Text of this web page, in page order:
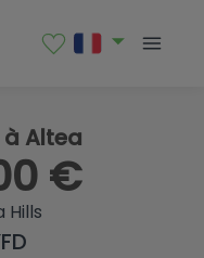
Altea
€